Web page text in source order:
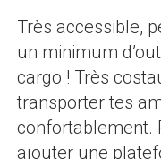
Très accessible,
un minimum
cargo ! Très
transporter tes
confortablement.
ajouter une